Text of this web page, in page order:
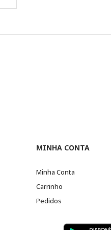
MINHA CONTA
Minha Conta
Carrinho
Pedidos